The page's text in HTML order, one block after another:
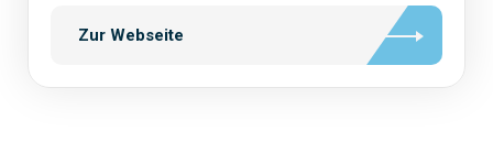
Zur Webseite